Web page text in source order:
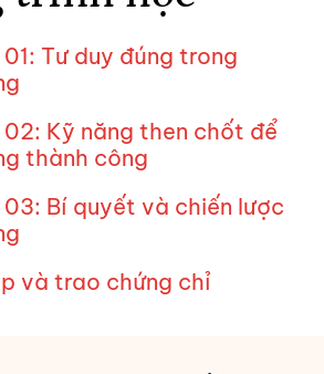
Tư duy đúng trong
Kỹ năng then chốt để
thành công
Bí quyết và chiến lược
và trao chứng chỉ